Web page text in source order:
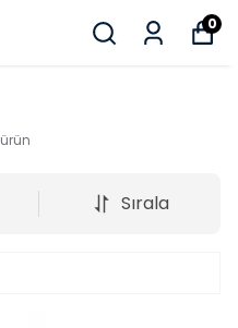
0
ürün
Sırala